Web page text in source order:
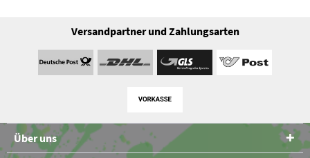
Versandpartner und Zahlungsarten
Über uns